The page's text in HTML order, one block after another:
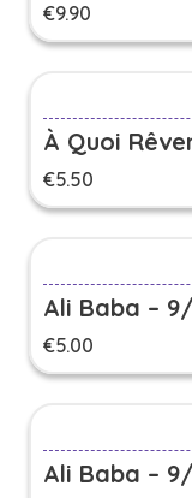
€9.90
À Quoi
€5.50
Ali Baba –
€5.00
Ali Baba –